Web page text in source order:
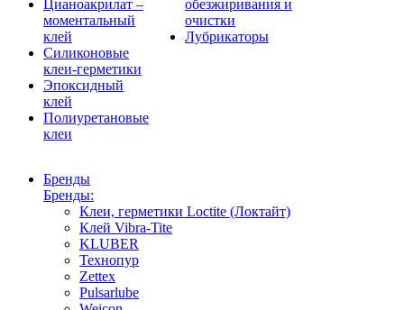
Цианоакрилат –
моментальный
клей
Силиконовые
клеи-герметики
Эпоксидный
клей
Полиуретановые
клеи
обезжиривания и
очистки
Лубрикаторы
Бренды
Бренды:
Клеи, герметики Loctite (Локтайт)
Клей Vibra-Tite
KLUBER
Технопур
Zettex
Pulsarlube